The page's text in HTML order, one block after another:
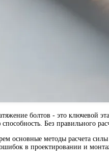
болтов - это ключевой
Без правильного
основные методы расчета
в проектировании и